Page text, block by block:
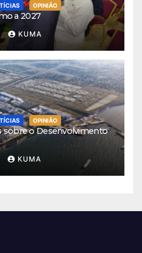
OPINIÃO
a 2027
KUMA
OPINIÃO
sobre o Desenvolvimento
KUMA